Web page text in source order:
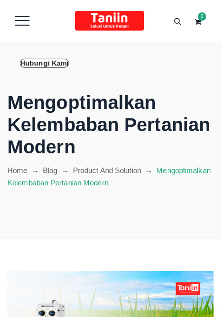
Hubungi Kami
0
Mengoptimalkan
Kelembaban Pertanian
Modern
Home → Blog → Product And Solution→ Mengoptimalkan
Kelembaban Pertanian Modern